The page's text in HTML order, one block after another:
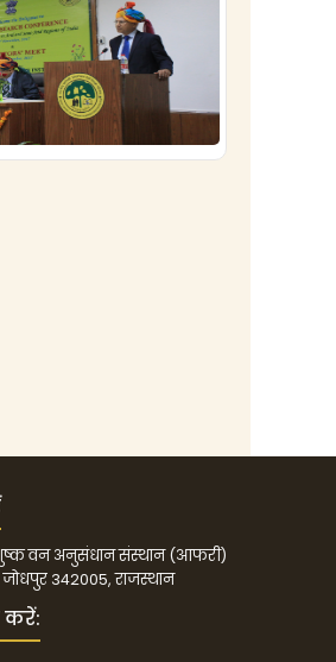
वन अनुसंधान संस्थान (आफरी)
जोधपुर 342005, राजस्थान
करें: